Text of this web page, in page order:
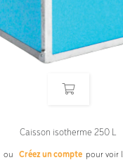
Caisson isotherme 250 L
ou Créez un compte pour voir